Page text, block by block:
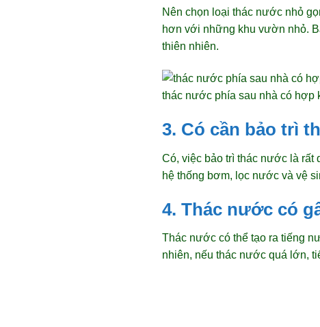
Nên chọn loại thác nước nhỏ
hơn với những khu vườn nhỏ.
thiên nhiên.
thác nước phía sau nhà có hợp
3. Có cần bảo trì
Có, việc bảo trì thác nước là rất
hệ thống bơm, lọc nước và vệ
4. Thác nước có
Thác nước có thể tạo ra tiếng
nhiên, nếu thác nước quá lớn,